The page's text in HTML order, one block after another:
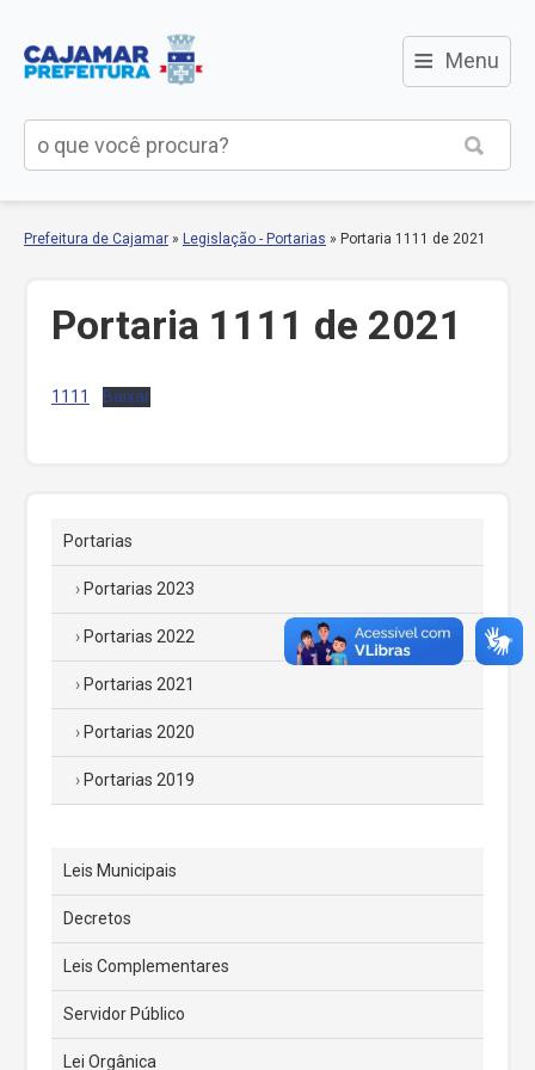
≡ Menu
Prefeitura de Cajamar » Legislação - Portarias » Portaria 1111 de 2021
Portaria 1111 de 2021
1111 Baixar
Portarias
Portarias 2023
Portarias 2022
Portarias 2021
Portarias 2020
Portarias 2019
Leis Municipais
Decretos
Leis Complementares
Servidor Público
Lei Orgânica